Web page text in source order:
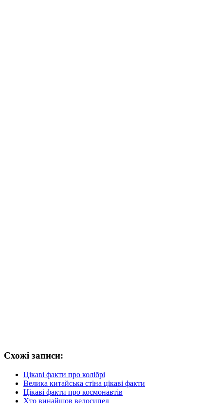
Схожі записи:
Цікаві факти про колібрі
Велика китайська стіна цікаві факти
Цікаві факти про космонавтів
Хто винайшов велосипед